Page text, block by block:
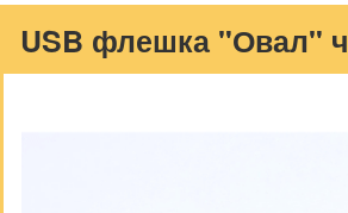
USB флешка "Овал"